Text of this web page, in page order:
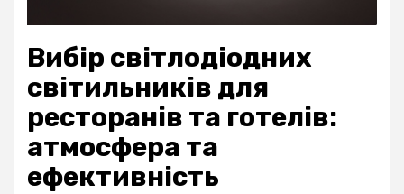
Вибір світлодіодних
світильників для
ресторанів та готелів:
атмосфера та
ефективність